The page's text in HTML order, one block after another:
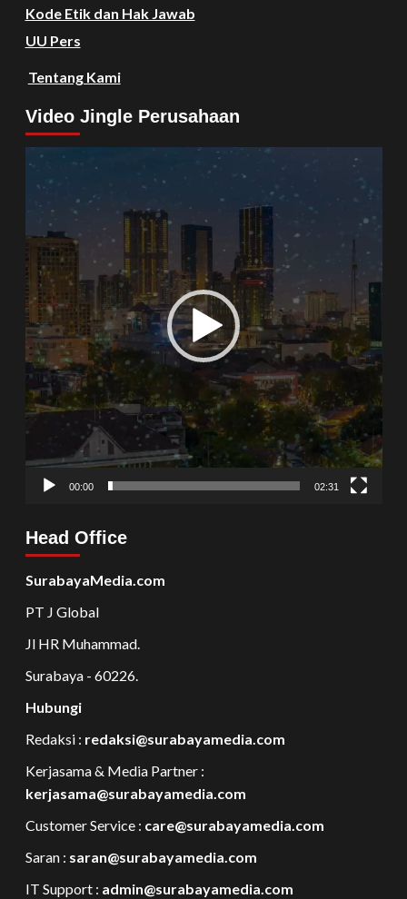
Kode Etik dan Hak Jawab
UU Pers
Tentang Kami
Video Jingle Perusahaan
Video
Player
00:00 02:31
Head Office
SurabayaMedia.com
PT J Global
Jl HR Muhammad.
Surabaya - 60226.
Hubungi
Redaksi : redaksi@surabayamedia.com
Kerjasama & Media Partner :
kerjasama@surabayamedia.com
Customer Service : care@surabayamedia.com
Saran : saran@surabayamedia.com
IT Support : admin@surabayamedia.com